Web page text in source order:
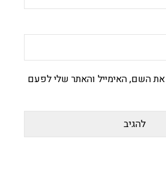
השם, האימייל והאתר שלי לפעם